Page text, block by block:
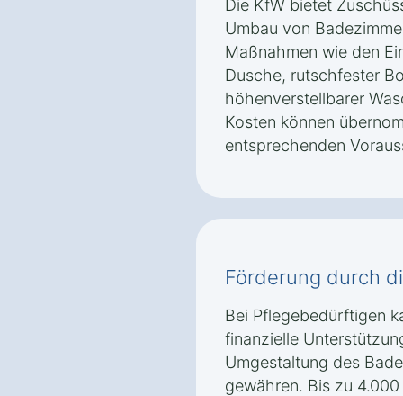
Die KfW bietet
Umbau von
Maßnahmen wie den
Dusche, rutschfester
höhenverstellbarer
Kosten können
entsprechenden
Förderung durch
Bei Pflegebedürftigen
finanzielle
Umgestaltung des
gewähren. Bis zu